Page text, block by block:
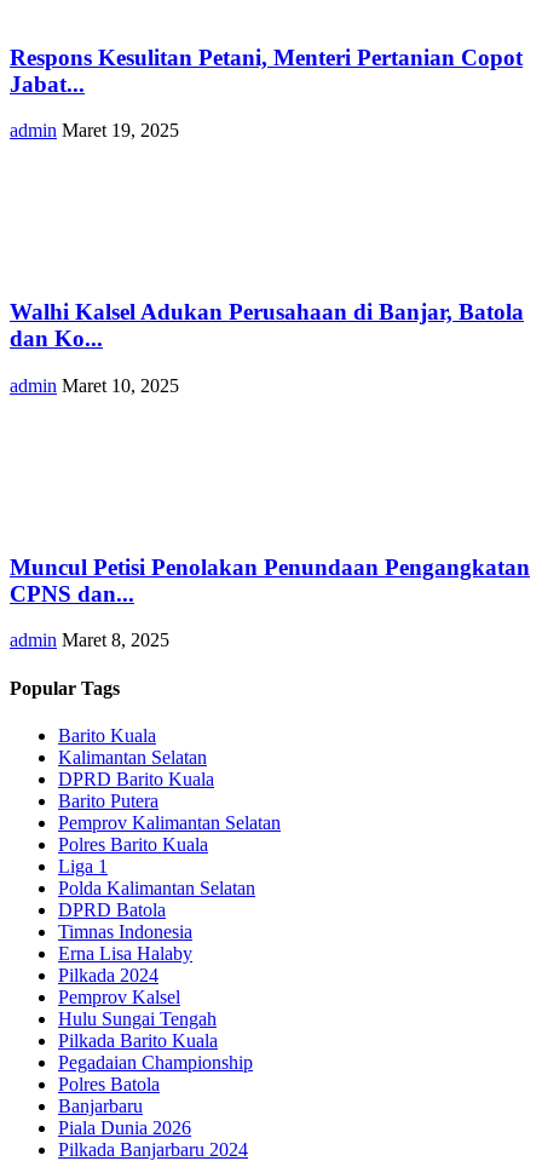
Respons Kesulitan Petani, Menteri Pertanian Copot
Jabat...
admin Maret 19, 2025
Walhi Kalsel Adukan Perusahaan di Banjar, Batola
dan Ko...
admin Maret 10, 2025
Muncul Petisi Penolakan Penundaan Pengangkatan
CPNS dan...
admin Maret 8, 2025
Popular Tags
Barito Kuala
Kalimantan Selatan
DPRD Barito Kuala
Barito Putera
Pemprov Kalimantan Selatan
Polres Barito Kuala
Liga 1
Polda Kalimantan Selatan
DPRD Batola
Timnas Indonesia
Erna Lisa Halaby
Pilkada 2024
Pemprov Kalsel
Hulu Sungai Tengah
Pilkada Barito Kuala
Pegadaian Championship
Polres Batola
Banjarbaru
Piala Dunia 2026
Pilkada Banjarbaru 2024